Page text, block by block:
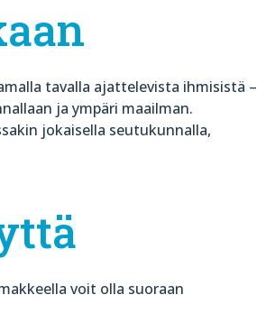
tavalla ajattelevista ihmisistä –
ja ympäri maailman.
jokaisella seutukunnalla,
voit olla suoraan